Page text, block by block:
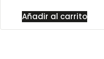
Añadir al carrito